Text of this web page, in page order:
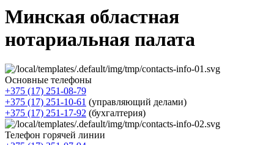
Минская областная
нотариальная палата
Основные телефоны
+375 (17) 251-08-79
+375 (17) 251-10-61 (управляющий делами)
+375 (17) 251-17-92 (бухгалтерия)
Телефон горячей линии